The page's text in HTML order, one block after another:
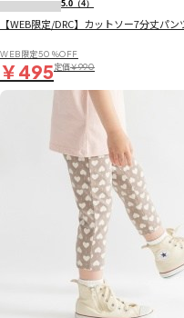
5.0 （4）
【WEB限定/DRC】カットソー7分丈パン
WEB限定50％OFF
￥495定価￥990